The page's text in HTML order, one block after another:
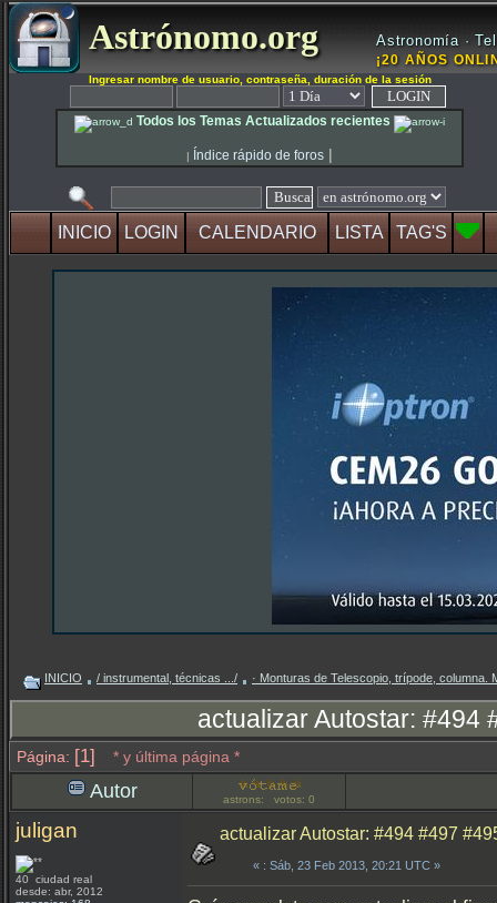
Astrónomo.org Astronomía ·
¡20 AÑOS
Ingresar nombre de usuario, contraseña, duración de la sesión
Todos los Temas Actualizados recientes
| Índice rápido de foros |
INICIO LOGIN CALENDARIO LISTA TAG'S
INICIO / instrumental, técnicas .../ · Monturas de Telescopio, trípode,
actualizar Autostar: #494
Página: [1] * y última página *
Autor astrons: votos: 0
juligan
40 ciudad real
desde: abr, 2012
actualizar Autostar: #494 #497
« : Sáb, 23 Feb 2013, 20:21 UTC »